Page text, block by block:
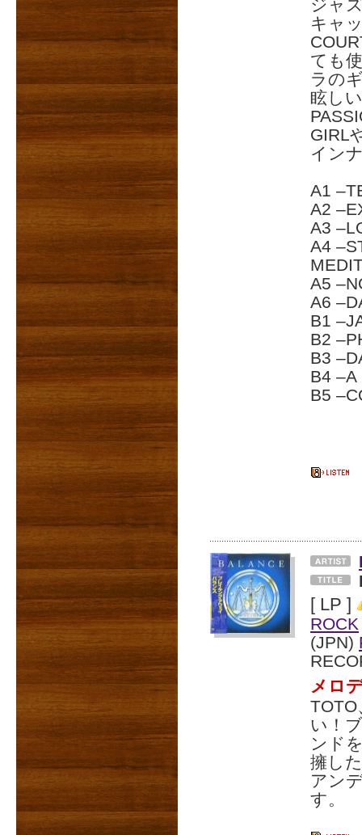
ジャ
キャ
ても
ラの
眩し
GIRL
イン
A1
A2
A3
A4
A5
A6
B1
B2
B3
B4 –A
B5
[ LP ]
ROCK
(JPN)
メロ
い！
ンド
擁し
アン
す。